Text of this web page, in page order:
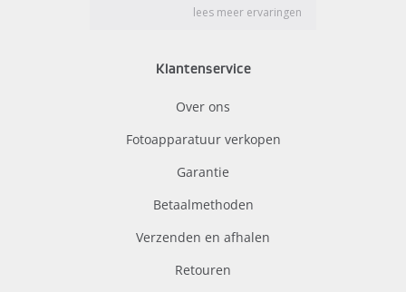
Klantenservice
Over ons
Fotoapparatuur verkopen
Garantie
Betaalmethoden
Verzenden en afhalen
Retouren